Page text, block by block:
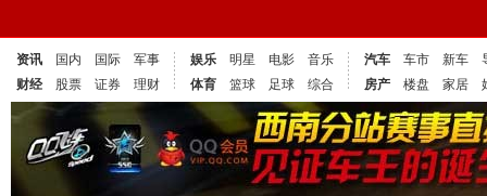
资讯 国内 国际
军事
财经
股票 证券 理财
娱乐 明星 电影
音乐
体育
篮球 足球 综合
汽车 车市 新车
房产
楼盘 家居